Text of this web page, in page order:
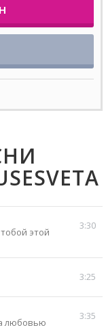
3:30
этой
3:25
3:35
любовью